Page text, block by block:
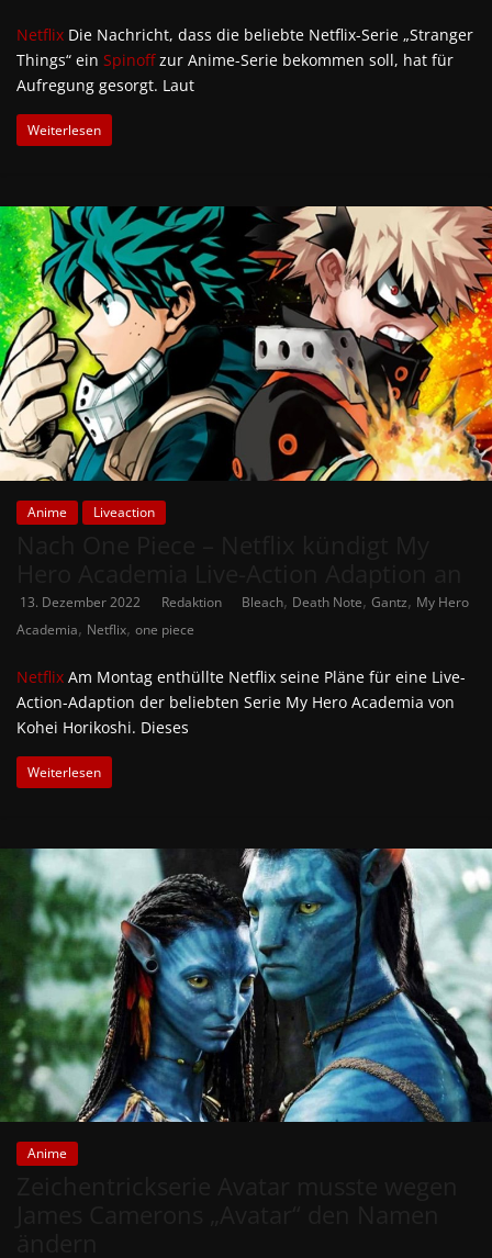
Netflix Die Nachricht, dass die beliebte Netflix-Serie „Stranger
Things“ ein Spinoffzur Anime-Serie bekommen soll, hat für
Aufregung gesorgt. Laut
Weiterlesen
Anime Liveaction
13. Dezember 2022 Redaktion Bleach, Death Note, Gantz, My Hero
Academia, Netflix, one piece
Netflix Am Montag enthüllte Netflix seine Pläne für eine Live-
Action-Adaption der beliebten Serie My Hero Academia von
Kohei Horikoshi. Dieses
Weiterlesen
Anime